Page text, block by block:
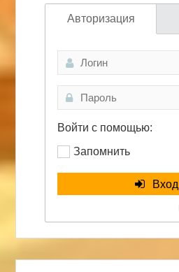
Авторизация
Войти с помощью:
Запомнить
Вход